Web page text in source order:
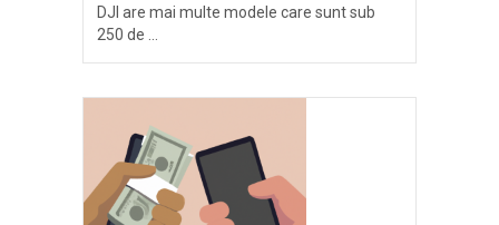
DJI are mai multe modele care sunt sub
250 de …